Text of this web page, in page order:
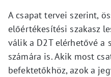
A csapat tervei szerint,
előértékesítési szakasz
válik a D2T elérhetővé a
számára is. Akik most
befektetőkhöz, azok a